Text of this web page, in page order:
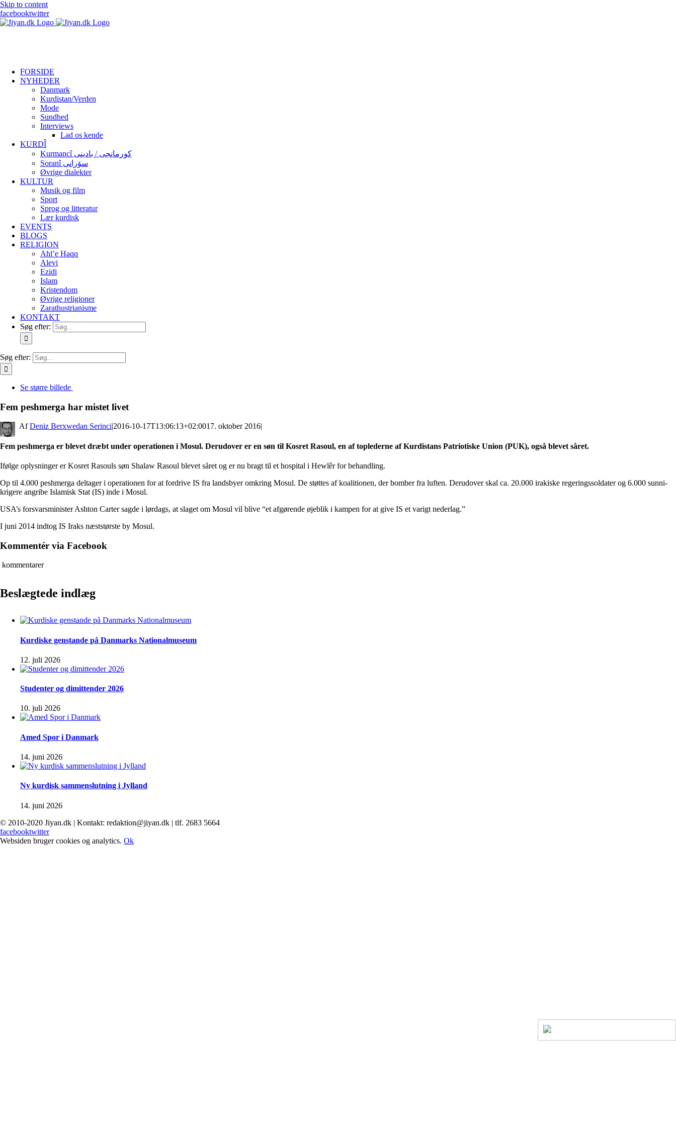
Skip to content
facebooktwitter
FORSIDE
NYHEDER
Danmark
Kurdistan/Verden
Mode
Sundhed
Interviews
Lad os kende
KURDÎ
Kurmancî کورمانجی / بادینی
Soranî سۆرانی
Øvrige dialekter
KULTUR
Musik og film
Sport
Sprog og litteratur
Lær kurdisk
EVENTS
BLOGS
RELIGION
Ahl’e Haqq
Alevi
Ezidi
Islam
Kristendom
Øvrige religioner
Zarathustrianisme
KONTAKT
Søg efter:
Søg efter:
Se større billede
Fem peshmerga har mistet livet
By Deniz Berxwedan Serinci|2016-10-17T13:06:13+02:0017. oktober 2016|
Fem peshmerga er blevet dræbt under operationen i Mosul. Derudover er en søn til Kosret Rasoul, en af toplederne af Kurdistans Patriotiske Union (PUK), også blevet såret.
Ifølge oplysninger er Kosret Rasouls søn Shalaw Rasoul blevet såret og er nu bragt til et hospital i Hewlêr for behandling.
Op til 4.000 peshmerga deltager i operationen for at fordrive IS fra landsbyer omkring Mosul. De støttes af koalitionen, der bomber fra luften. Derudover skal ca. 20.000 irakiske regeringssoldater og 6.000 sunni-
krigere angribe Islamisk Stat (IS) inde i Mosul.
USA’s forsvarsminister Ashton Carter sagde i lørdags, at slaget om Mosul vil blive “et afgørende øjeblik i kampen for at give IS et varigt nederlag.”
I juni 2014 indtog IS Iraks næststørste by Mosul.
Kommentér via Facebook
kommentarer
Beslægtede indlæg
Kurdiske genstande på Danmarks Nationalmuseum
12. juli 2026
Studenter og dimittender 2026
10. juli 2026
Amed Spor i Danmark
14. juni 2026
Ny kurdisk sammenslutning i Jylland
14. juni 2026
© 2010-2020 Jiyan.dk | Kontakt: redaktion@jiyan.dk | tlf. 2683 5664
facebooktwitter
Websiden bruger cookies og analytics. Ok